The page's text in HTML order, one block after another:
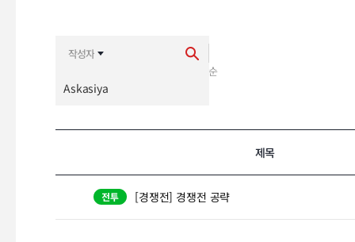
추천순
제목
[경쟁전] 경쟁전 공략